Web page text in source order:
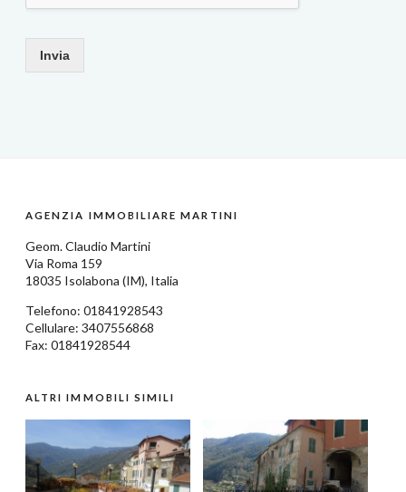
Invia
AGENZIA IMMOBILIARE MARTINI
Geom.Claudio Martini
Via Roma 159
18035 Isolabona (IM), Italia
Telefono: 01841928543
Cellulare: 3407556868
Fax: 01841928544
ALTRI IMMOBILI SIMILI